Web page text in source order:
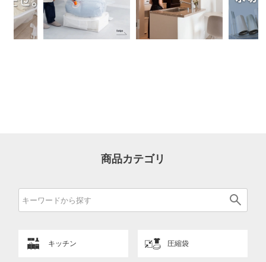
商品カテゴリ
キッチン 圧縮袋